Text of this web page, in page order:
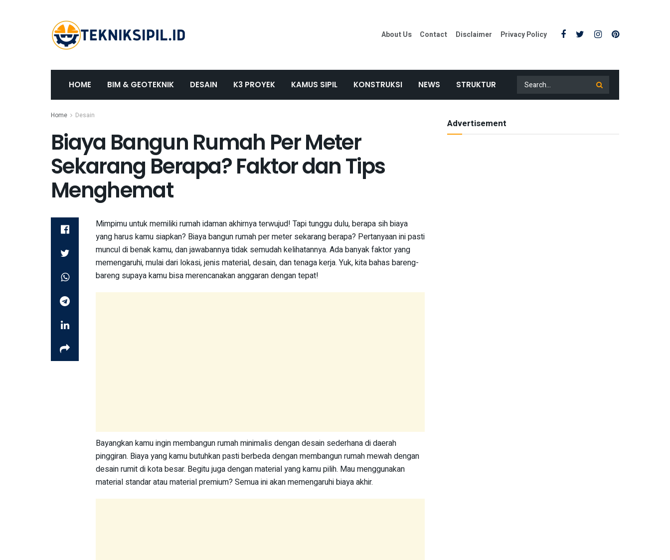
About Us Contact Disclaimer Privacy Policy
HOME BIM & GEOTEKNIK DESAIN K3 PROYEK KAMUS SIPIL KONSTRUKSI NEWS STRUKTUR
Home Desain
Biaya Bangun Rumah Per Meter
Sekarang Berapa? Faktor dan Tips
Menghemat
Mimpimu untuk memiliki rumah idaman akhirnya terwujud! Tapi tunggu dulu, berapa sih biaya
yang harus kamu siapkan? Biaya bangun rumah per meter sekarang berapa? Pertanyaan ini pasti
muncul di benak kamu, dan jawabannya tidak semudah kelihatannya. Ada banyak faktor yang
memengaruhi, mulai dari lokasi, jenis material, desain, dan tenaga kerja. Yuk, kita bahas bareng-
bareng supaya kamu bisa merencanakan anggaran dengan tepat!
Bayangkan kamu ingin membangun rumah minimalis dengan desain sederhana di daerah
pinggiran. Biaya yang kamu butuhkan pasti berbeda dengan membangun rumah mewah dengan
desain rumit di kota besar. Begitu juga dengan material yang kamu pilih. Mau menggunakan
material standar atau material premium? Semua ini akan memengaruhi biaya akhir.
Advertisement